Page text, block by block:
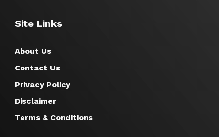
Site Links
About Us
Contact Us
Privacy Policy
Disclaimer
Terms & Conditions